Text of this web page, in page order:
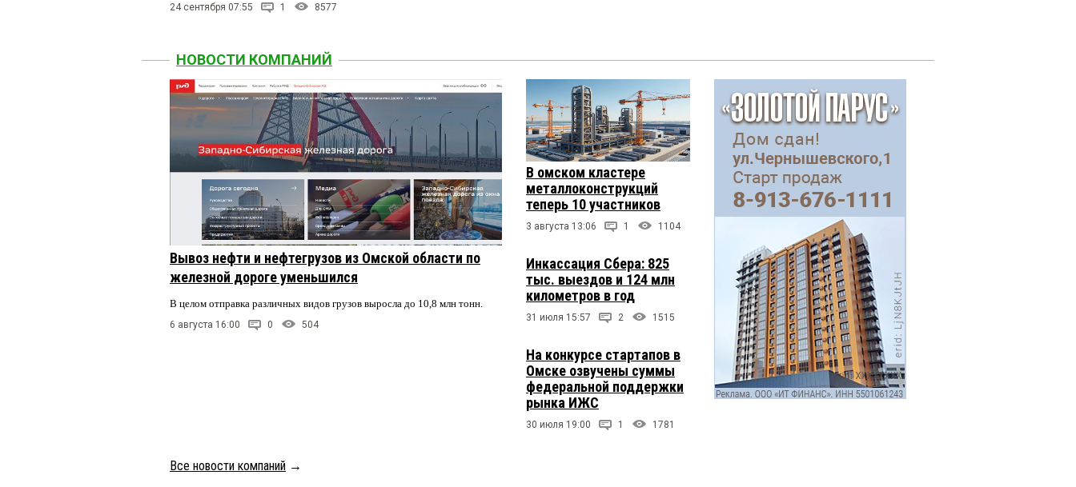
24 сентября 07:55 1 8577
НОВОСТИ КОМПАНИЙ
Вывоз нефти и нефтегрузов из Омской области по
железной дороге уменьшился
В целом отправка различных видов грузов выросла до 10,8 млн тонн.
6 августа 16:00 0 504
В омском кластере
металлоконструкций
теперь 10 участников
3 августа 13:06 1 1104
Инкассация Сбера: 825
тыс. выездов и 124 млн
километров в год
31 июля 15:57 2 1515
На конкурсе стартапов в
Омске озвучены суммы
федеральной поддержки
рынка ИЖС
30 июля 19:00 1 1781
Все новости компаний →